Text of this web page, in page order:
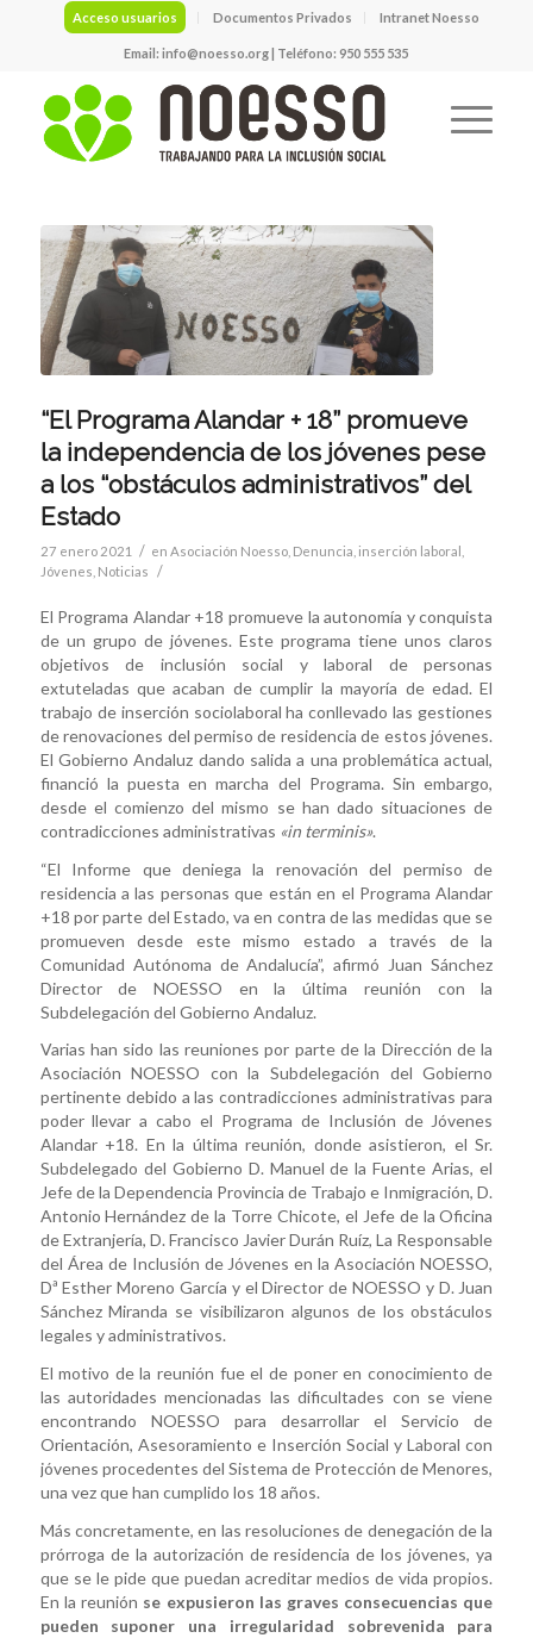
Acceso usuarios Documentos Privados Intranet Noesso
Email:info@noesso.org| Teléfono: 950 555 535
“El Programa Alandar + 18” promueve
la independencia de los jóvenes pese
a los “obstáculos administrativos” del
Estado
27 enero 2021 / en Asociación Noesso, Denuncia inserción laboral
Jóvenes Noticias /
El Programa Alandar +18 promueve la autonomía y conquista
de un grupo de jóvenes. Este programa tiene unos claros
objetivos de inclusión social y laboral de personas
extuteladas que acaban de cumplir la mayoría de edad. El
trabajo de inserción sociolaboral ha conllevado las gestiones
de renovaciones del permiso de residencia de estos jóvenes.
El Gobierno Andaluz dando salida a una problemática actual,
financió la puesta en marcha del Programa. Sin embargo,
desde el comienzo del mismo se han dado situaciones de
contradicciones administrativas «in terminis».
“El Informe que deniega la renovación del permiso de
residencia a las personas que están en el Programa Alandar
+18 por parte del Estado, va en contra de las medidas que se
promueven desde este mismo estado a través de la
Comunidad Autónoma de Andalucía”, afirmó Juan Sánchez
Director de NOESSO en la última reunión con la
Subdelegación del Gobierno Andaluz.
Varias han sido las reuniones por parte de la Dirección de la
Asociación NOESSO con la Subdelegación del Gobierno
pertinente debido a las contradicciones administrativas para
poder llevar a cabo el Programa de Inclusión de Jóvenes
Alandar +18. En la última reunión, donde asistieron, el Sr.
Subdelegado del Gobierno D. Manuel de la Fuente Arias, el
Jefe de la Dependencia Provincia de Trabajo e Inmigración, D.
Antonio Hernández de la Torre Chicote, el Jefe de la Oficina
de Extranjería, D. Francisco Javier Durán Ruíz, La Responsable
del Área de Inclusión de Jóvenes en la Asociación NOESSO,
Dª Esther Moreno García y el Director de NOESSO y D. Juan
Sánchez Miranda se visibilizaron algunos de los obstáculos
legales y administrativos.
El motivo de la reunión fue el de poner en conocimiento de
las autoridades mencionadas las dificultades con se viene
encontrando NOESSO para desarrollar el Servicio de
Orientación, Asesoramiento e Inserción Social y Laboral con
jóvenes procedentes del Sistema de Protección de Menores,
una vez que han cumplido los 18 años.
Más concretamente, en las resoluciones de denegación de la
prórroga de la autorización de residencia de los jóvenes, ya
que se le pide que puedan acreditar medios de vida propios.
En la reunión se expusieron las graves consecuencias que
pueden suponer una irregularidad sobrevenida para